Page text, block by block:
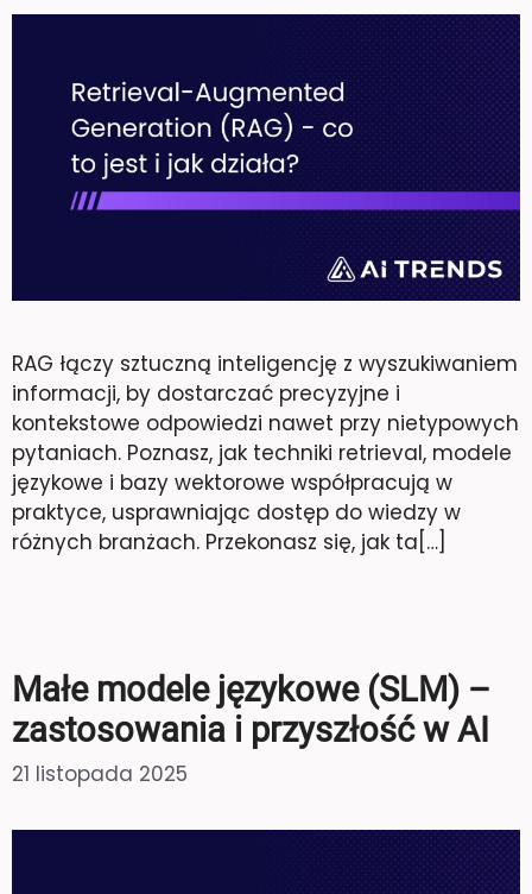
RAG łączy sztuczną inteligencję z wyszukiwaniem
informacji, by dostarczać precyzyjne i
kontekstowe odpowiedzi nawet przy nietypowych
pytaniach. Poznasz, jak techniki retrieval, modele
językowe i bazy wektorowe współpracują w
praktyce, usprawniając dostęp do wiedzy w
różnych branżach. Przekonasz się, jak ta[…]
Małe modele językowe (SLM) –
zastosowania i przyszłość w AI
21 listopada 2025